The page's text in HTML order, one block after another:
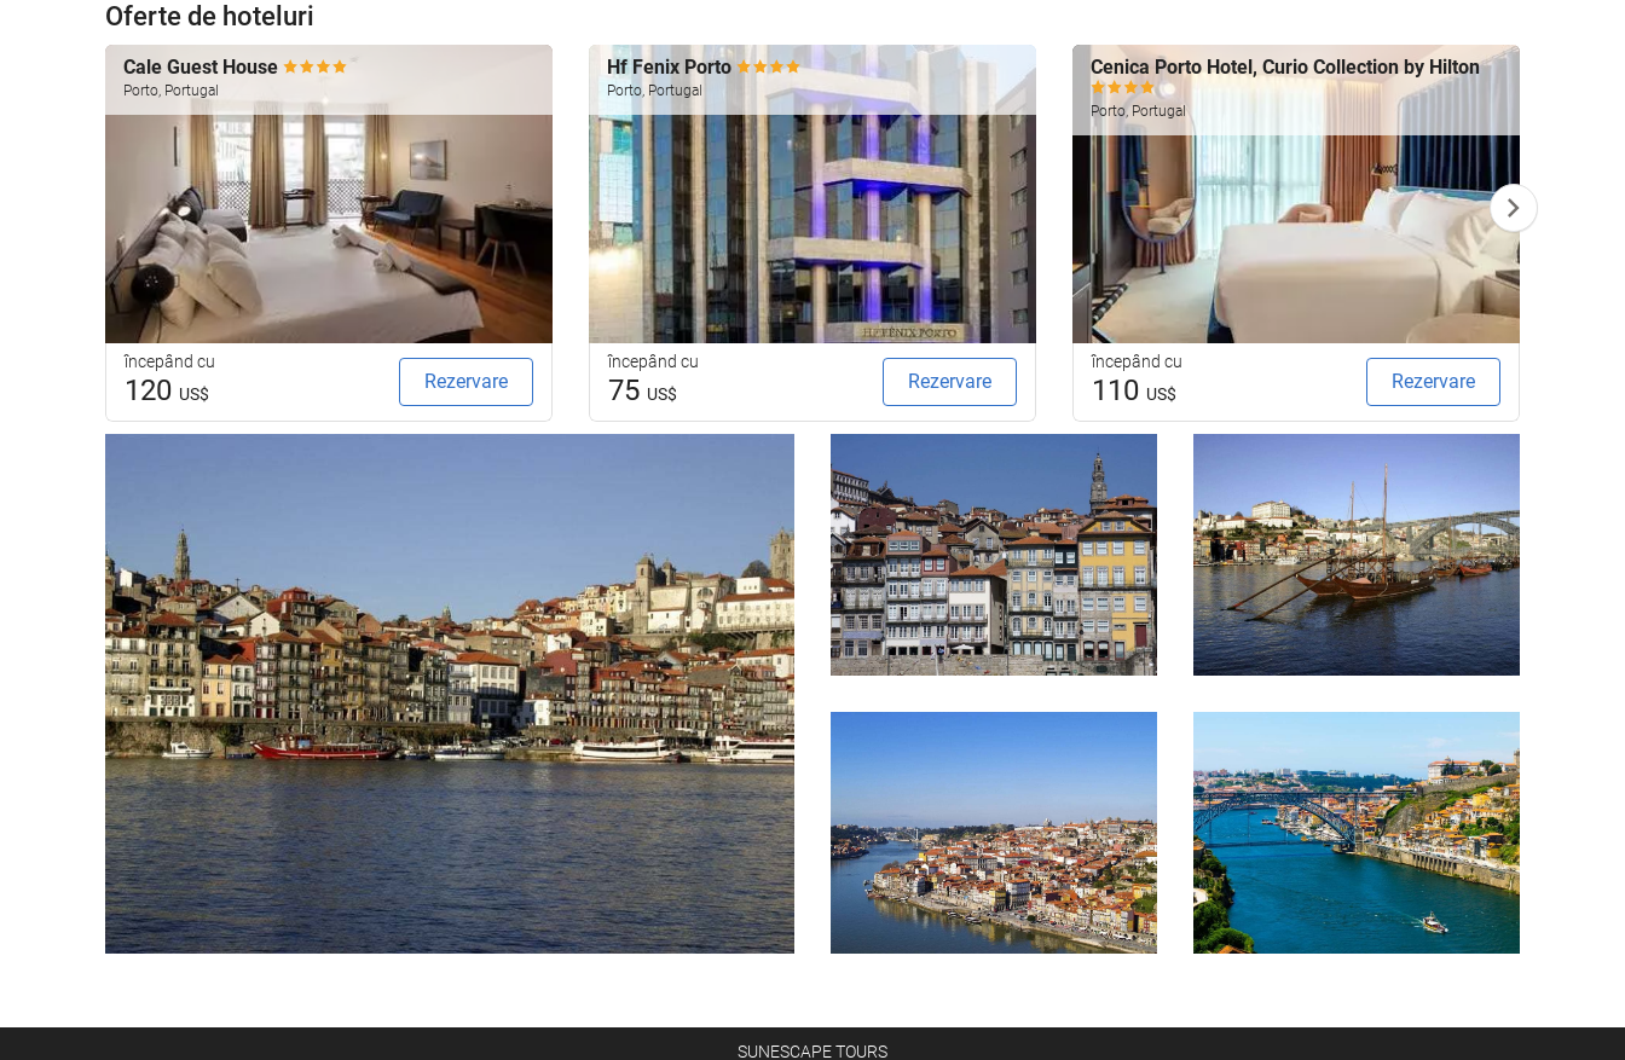
Oferte de hoteluri
Cale Guest House
Porto, Portugal
începând cu
120 US$
Rezervare
Hf Fenix Porto
Porto, Portugal
începând cu
75 US$
Rezervare
Cenica Porto Hotel, Curio Collection by Hilton
Porto, Portugal
începând cu
110 US$
Rezervare
SUNESCAPE TOURS